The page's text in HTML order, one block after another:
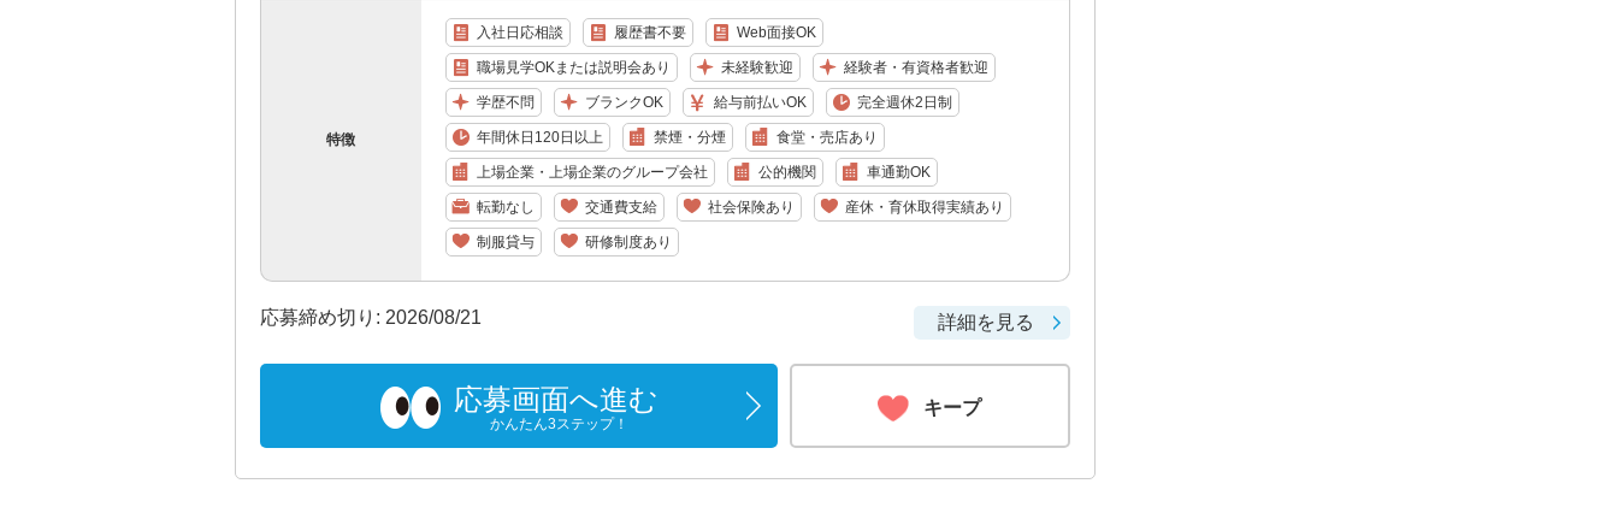
特徴
入社日応相談 履歴書不要 Web面接OK
職場見学OKまたは説明会あり 未経験歓迎 経験者・有資格者歓迎
学歴不問 ブランクOK 給与前払いOK 完全週休2日制
年間休日120日以上 禁煙・分煙 食堂・売店あり
上場企業・上場企業のグループ会社 公的機関 車通勤OK
転勤なし 交通費支給 社会保険あり 産休・育休取得実績あり
制服貸与 研修制度あり
応募締め切り: 2026/08/21 詳細を見る
応募画面へ進む
かんたん3ステップ！
キープ